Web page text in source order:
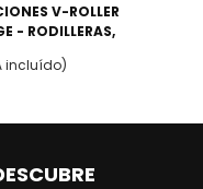
V-ROLLER
- RODILLERAS,
incluído)